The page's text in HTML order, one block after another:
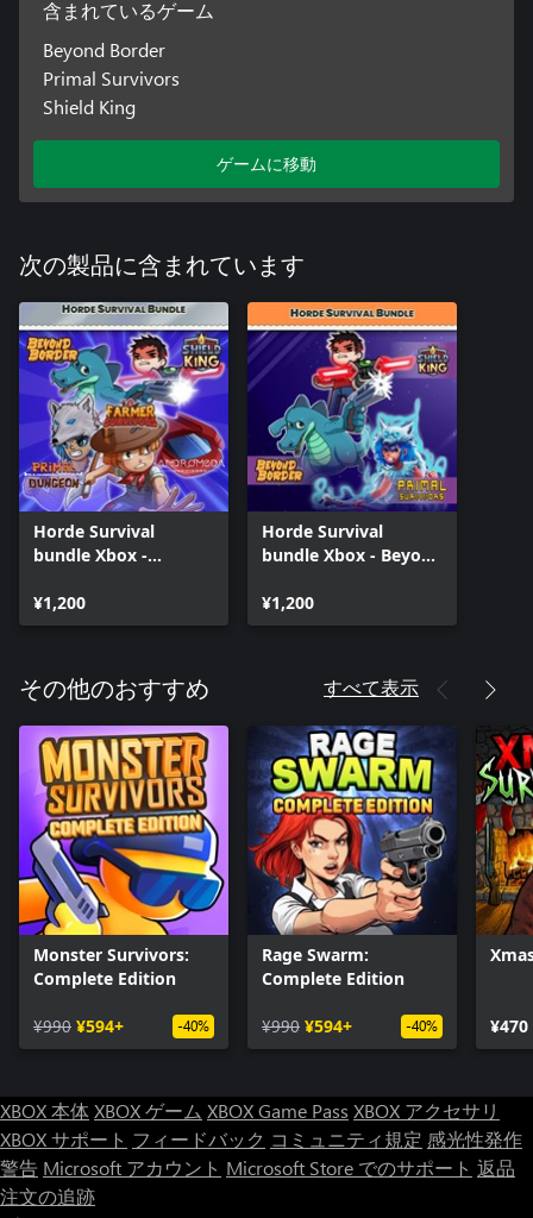
含まれているゲーム
Beyond Border
Primal Survivors
Shield King
ゲームに移動
次の製品に含まれています
Horde Survival
bundle Xbox -
Survivors, Beyond
Border, Farmer
Survivors, Shield King
¥1,200
Horde Survival
bundle Xbox - Beyond
and Primal Survivors
¥1,200
その他のおすすめ すべて表示
Monster Survivors:
Complete Edition
¥990 ¥594+ -40%
Rage Swarm:
Complete Edition
¥990 ¥594+ -40% ¥470
XBOX 本体XBOX ゲーム XBOX Game Pass XBOX アクセサリ
XBOX サポート フィードバック コミュニティ規定 感光性発作
警告 Microsoft アカウント Microsoft Store でのサポート 返品
注文の追跡